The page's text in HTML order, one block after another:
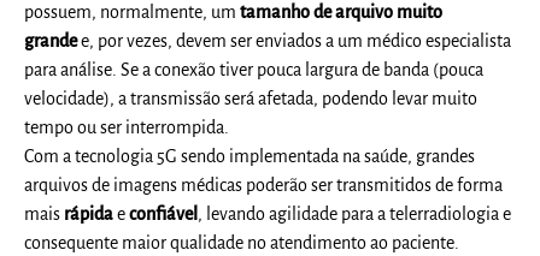
possuem, normalmente, umtamanho de arquivo muito
grandee, por vezes, devem ser enviados a um médico especialista
para análise. Se a conexão tiver pouca largura de banda (pouca
velocidade), a transmissão será afetada, podendo levar muito
tempo ou ser interrompida.
Com a tecnologia 5G sendo implementada na saúde, grandes
arquivos de imagens médicas poderão ser transmitidos de forma
mais rápidaeconfiável, levando agilidade para a telerradiologia e
consequente maior qualidade no atendimento ao paciente.